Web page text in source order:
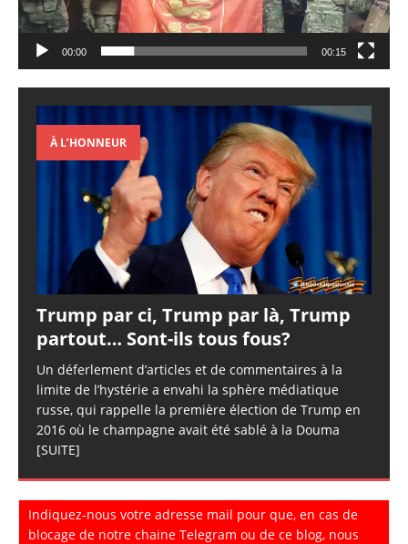
00:00 00:15
À L’HONNEUR
Trump par ci, Trump par là, Trump
partout… Sont-ils tous fous?
Un déferlement d’articles et de commentaires à la
limite de l’hystérie a envahi la sphère médiatique
russe, qui rappelle la première élection de Trump en
2016 où le champagne avait été sablé à la Douma
[SUITE]
Indiquez-nous votre adresse mail pour que, en cas de
blocage de notre chaine Telegram ou de ce blog, nous